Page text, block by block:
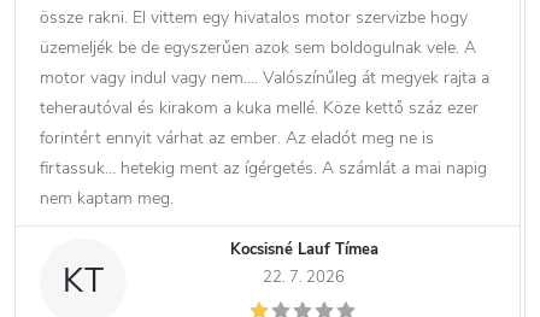
össze rakni. El vittem egy hivatalos motor szervizbe hogy
üzemeljék be de egyszerűen azok sem boldogulnak vele. A
motor vagy indul vagy nem…. Valószínűleg át megyek rajta a
teherautóval és kirakom a kuka mellé. Köze kettő száz ezer
forintért ennyit várhat az ember. Az eladót meg ne is
firtassuk… hetekig ment az ígérgetés. A számlát a mai napig
nem kaptam meg.
KT
Kocsisné Lauf Tímea
22. 7. 2026